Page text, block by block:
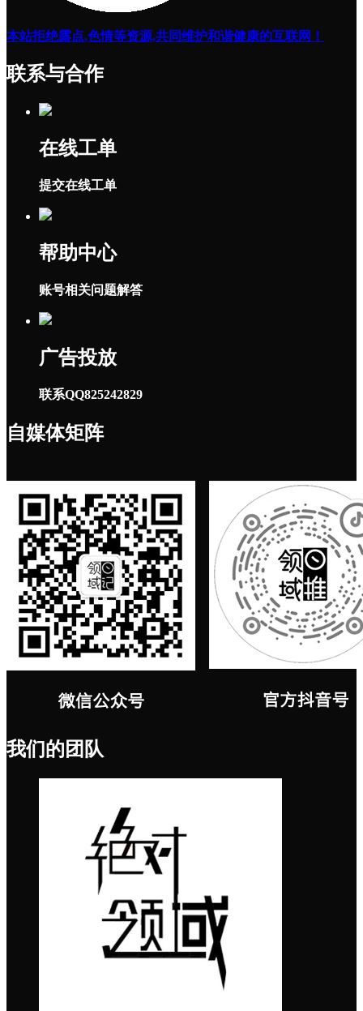
本站拒绝露点,色情等资源,共同维护和谐健康的互联网！
联系与合作
在线工单
提交在线工单
帮助中心
账号相关问题解答
广告投放
联系QQ825242829
自媒体矩阵
我们的团队